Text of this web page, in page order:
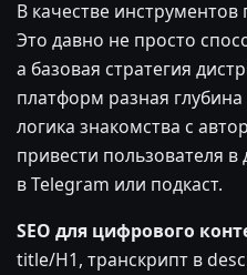
В качестве
Это давно не просто
а базовая стратегия
платформ разная
логика знакомства с
привести пользователя
в Telegram или подкаст.
SEO для цифрового
title/H1, транскрипт в